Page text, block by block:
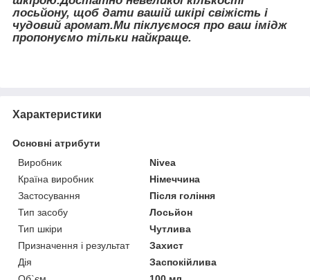
лосьйону, щоб дати вашій шкірі свіжість і
чудовий аромат.Ми піклуємося про ваш імідж
пропонуємо тільки найкраще.
Характеристики
Основні атрибути
Виробник
Nivea
Країна виробник
Німеччина
Застосування
Після гоління
Тип засобу
Лосьйон
Тип шкіри
Чутлива
Призначення і результат
Захист
Дія
Заспокійлива